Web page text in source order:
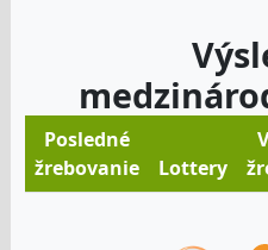
Posledné
žrebovanie
Lottery